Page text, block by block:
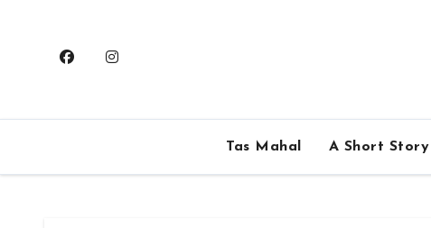
Tas Mahal A Short Story